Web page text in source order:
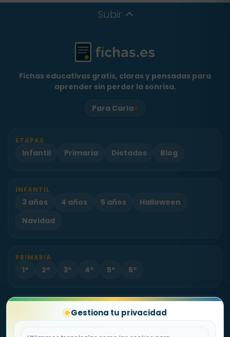
Gestiona tu privacidad
Subir
Fichas educativas gratis, claras y pensadas para
aprender sin perder la sonrisa.
Para Carla♥
ETAPAS
Infantil Primaria Dictados Blog
INFANTIL
3 años 4 años 5 años
Halloween
Navidad
PRIMARIA
1º 2º 3º 4º 5º 6º
Sobre Fichas.es Contacto